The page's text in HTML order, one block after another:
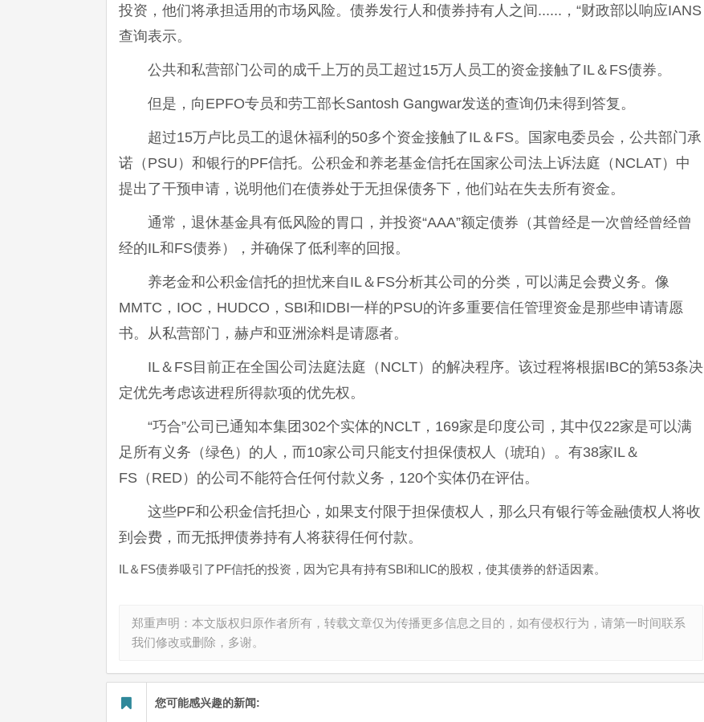
投资，他们将承担适用的市场风险。债券发行人和债券持有人之间......，“财政部以响应IANS
查询表示。
公共和私营部门公司的成千上万的员工超过15万人员工的资金接触了IL＆FS债券。
但是，向EPFO专员和劳工部长Santosh Gangwar发送的查询仍未得到答复。
超过15万卢比员工的退休福利的50多个资金接触了IL＆FS。国家电委员会，公共部门承
诺（PSU）和银行的PF信托。公积金和养老基金信托在国家公司法上诉法庭（NCLAT）中
提出了干预申请，说明他们在债券处于无担保债务下，他们站在失去所有资金。
通常，退休基金具有低风险的胃口，并投资“AAA”额定债券（其曾经是一次曾经曾经曾
经的IL和FS债券），并确保了低利率的回报。
养老金和公积金信托的担忧来自IL＆FS分析其公司的分类，可以满足会费义务。像
MMTC，IOC，HUDCO，SBI和IDBI一样的PSU的许多重要信任管理资金是那些申请请愿
书。从私营部门，赫卢和亚洲涂料是请愿者。
IL＆FS目前正在全国公司法庭法庭（NCLT）的解决程序。该过程将根据IBC的第53条决
定优先考虑该进程所得款项的优先权。
“巧合”公司已通知本集团302个实体的NCLT，169家是印度公司，其中仅22家是可以满
足所有义务（绿色）的人，而10家公司只能支付担保债权人（琥珀）。有38家IL＆
FS（RED）的公司不能符合任何付款义务，120个实体仍在评估。
这些PF和公积金信托担心，如果支付限于担保债权人，那么只有银行等金融债权人将收
到会费，而无抵押债券持有人将获得任何付款。
IL＆FS债券吸引了PF信托的投资，因为它具有持有SBI和LIC的股权，使其债券的舒适因素。
郑重声明：本文版权归原作者所有，转载文章仅为传播更多信息之目的，如有侵权行为，请第一时间联系
我们修改或删除，多谢。
您可能感兴趣的新闻: